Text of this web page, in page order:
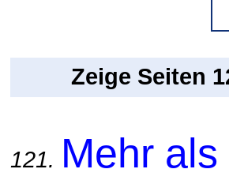
Zeige Seiten
121. Mehr